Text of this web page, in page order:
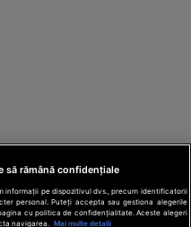
să rămână confidențiale
informații pe dispozitivul dvs., precum identificatorii
personal. Puteți accepta sau gestiona alegerile
cu politica de confidențialitate. Aceste alegeri
navigarea.
Mai multe detalii